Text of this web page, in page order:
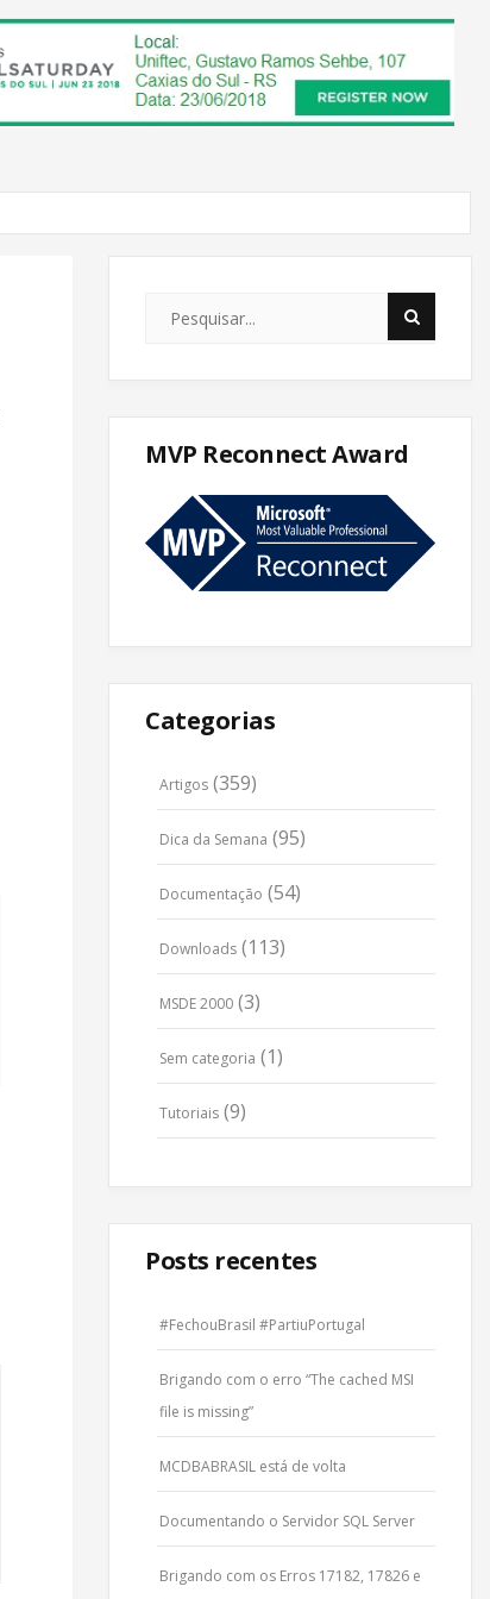
MVP Reconnect Award
Categorias
Artigos (359)
Dica da Semana (95)
Documentação (54)
Downloads (113)
MSDE 2000 (3)
Sem categoria (1)
Tutoriais (9)
Posts recentes
#FechouBrasil #PartiuPortugal
Brigando com o erro “The cached MSI
file is missing”
MCDBABRASIL está de volta
Documentando o Servidor SQL Server
Brigando com os Erros 17182, 17826 e